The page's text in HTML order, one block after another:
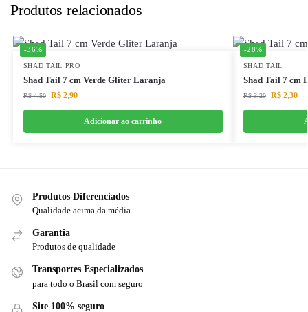
Produtos relacionados
-36%
SHAD TAIL PRO
Shad Tail 7 cm Verde Gliter Laranja
R$4,50 R$2,90
Adicionar ao carrinho
-28%
SHAD TAIL
Shad Tail 7 cm
R$3,20 R$2,30
Produtos Diferenciados
Qualidade acima da média
Garantia
Produtos de qualidade
Transportes Especializados
para todo o Brasil com seguro
Site 100% seguro